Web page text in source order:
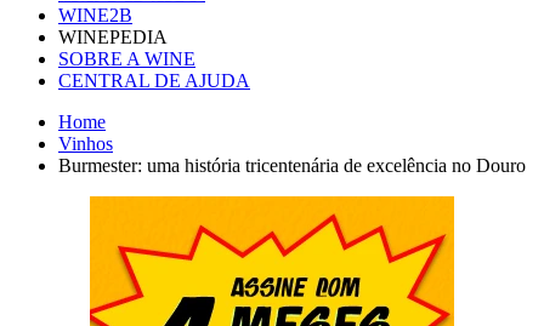
WINE2B
WINEPEDIA
SOBRE A WINE
CENTRAL DE AJUDA
Home
Vinhos
Burmester: uma história tricentenária de excelência no Douro